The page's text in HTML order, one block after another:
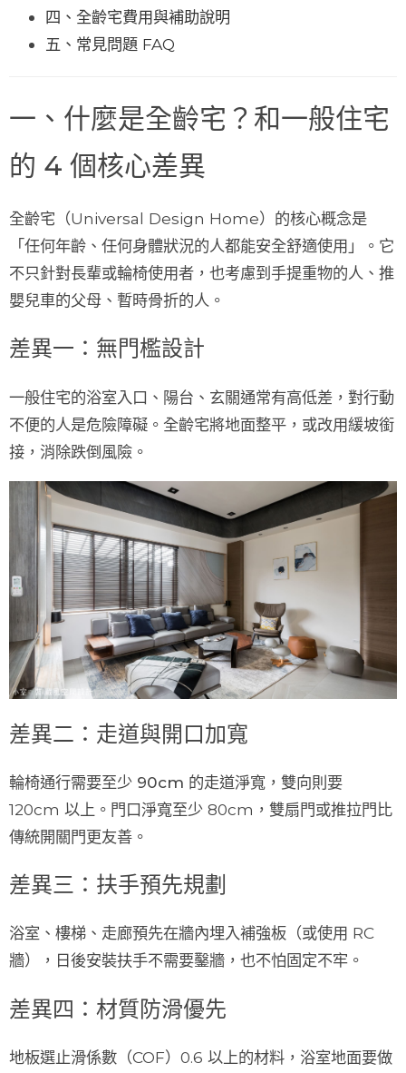
四、全齡宅費用與補助說明
五、常見問題 FAQ
一、什麼是全齡宅？和一般住宅
的 4 個核心差異
全齡宅（Universal Design Home）的核心概念是
「任何年齡、任何身體狀況的人都能安全舒適使用 」。它
不只針對長輩或輪椅使用者，也考慮到手提重物的人、推
嬰兒車的父母、暫時骨折的人。
差異一：無門檻設計
一般住宅的浴室入口、陽台、玄關通常有高低差，對行動
不便的人是危險障礙。全齡宅將地面整平，或改用緩坡銜
接，消除跌倒風險。
差異二：走道與開口加寬
輪椅通行需要至少 90cm 的走道淨寬 ，雙向則要
120cm 以上。門口淨寬至少 80cm，雙扇門或推拉門比
傳統開關門更友善。
差異三：扶手預先規劃
浴室、樓梯、走廊預先在牆內埋入補強板（或使用 RC
牆），日後安裝扶手不需要鑿牆，也不怕固定不牢。
差異四：材質防滑優先
地板選止滑係數（COF）0.6 以上的材料，浴室地面要做